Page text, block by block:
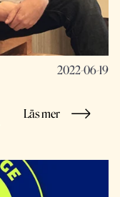
2022-06-19
Läs mer